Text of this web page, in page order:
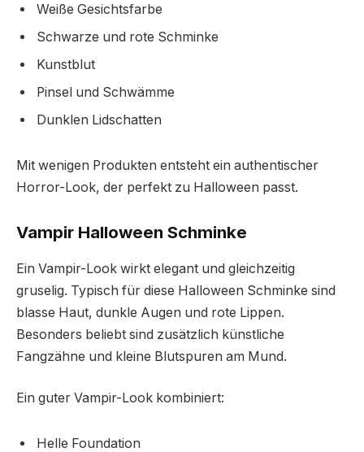
Weiße Gesichtsfarbe
Schwarze und rote Schminke
Kunstblut
Pinsel und Schwämme
Dunklen Lidschatten
Mit wenigen Produkten entsteht ein authentischer
Horror-Look, der perfekt zu Halloween passt.
Vampir Halloween Schminke
Ein Vampir-Look wirkt elegant und gleichzeitig
gruselig. Typisch für diese Halloween Schminke sind
blasse Haut, dunkle Augen und rote Lippen.
Besonders beliebt sind zusätzlich künstliche
Fangzähne und kleine Blutspuren am Mund.
Ein guter Vampir-Look kombiniert:
Helle Foundation